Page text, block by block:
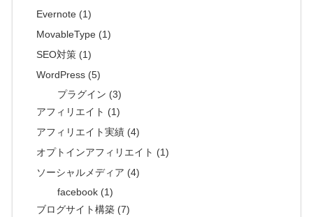
Evernote (1)
MovableType (1)
SEO対策 (1)
WordPress (5)
プラグイン (3)
アフィリエイト (1)
アフィリエイト実績 (4)
オプトインアフィリエイト (1)
ソーシャルメディア (4)
facebook (1)
ブログサイト構築 (7)